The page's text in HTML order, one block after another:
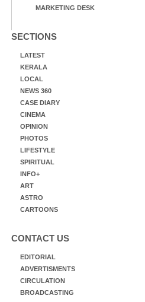
MARKETING DESK
SECTIONS
LATEST
KERALA
LOCAL
NEWS 360
CASE DIARY
CINEMA
OPINION
PHOTOS
LIFESTYLE
SPIRITUAL
INFO+
ART
ASTRO
CARTOONS
CONTACT US
EDITORIAL
ADVERTISMENTS
CIRCULATION
BROADCASTING